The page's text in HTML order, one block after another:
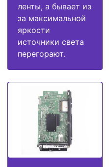
ленты, а бывает из
за максимальной
яркости
источники света
перегорают.